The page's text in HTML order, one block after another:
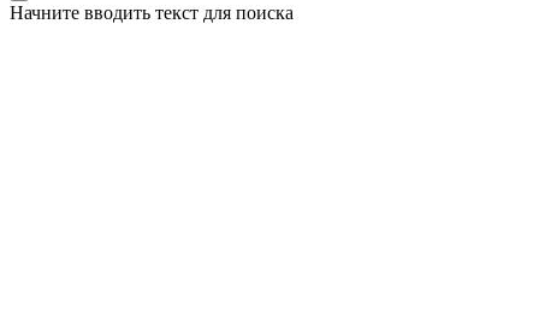
Начните вводить текст для поиска